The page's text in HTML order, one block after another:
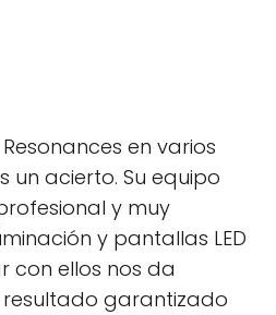
en varios
un acierto. Su equipo
y muy
y pantallas LED
con ellos nos da
garantizado